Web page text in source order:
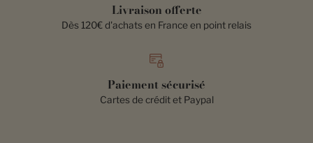
Livraison offerte
Dès 120€ d'achats en France en point relais
Paiement sécurisé
Cartes de crédit et Paypal